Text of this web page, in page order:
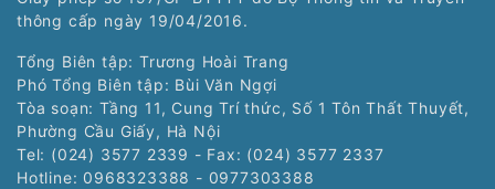
thông cấp ngày 19/04/2016.
Tổng Biên tập: Trương Hoài Trang
Phó Tổng Biên tập: Bùi Văn Ngợi
Tòa soạn: Tầng 11, Cung Trí thức, Số 1 Tôn Thất Thuyết,
Phường Cầu Giấy, Hà Nội
Tel: (024) 3577 2339 - Fax: (024) 3577 2337
Hotline: 0968323388 - 0977303388